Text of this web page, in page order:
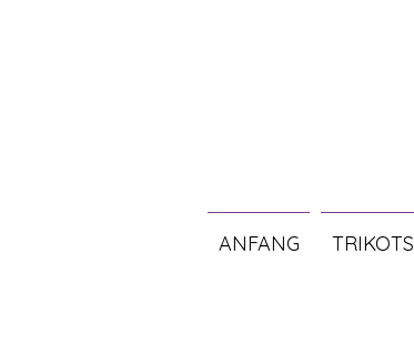
ANFANG TRIKOTS